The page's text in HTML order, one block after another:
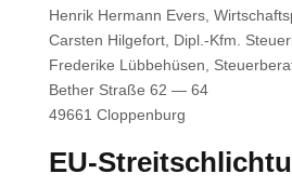
Hen­rik Her­mann Evers,
Cars­ten Hil­ge­fort, Dipl.-Kfm.
Fre­de­ri­ke Lüb­be­hü­sen,
Bether Stra­ße 62 — 64
49661 Clop­pen­burg
EU-